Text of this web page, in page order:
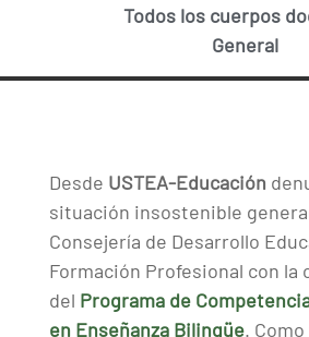
Todos los cuerpos
General
Desde USTEA-Educación
situación insostenible
Consejería de Desarrollo
Formación Profesional con la
del Programa de
en Enseñanza Bilingüe. Como